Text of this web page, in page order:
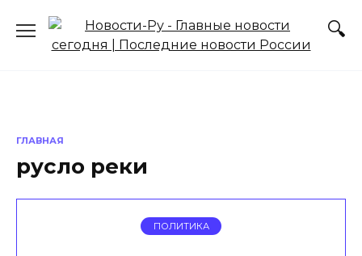
содержанию
ГЛАВНАЯ
русло реки
ПОЛИТИКА